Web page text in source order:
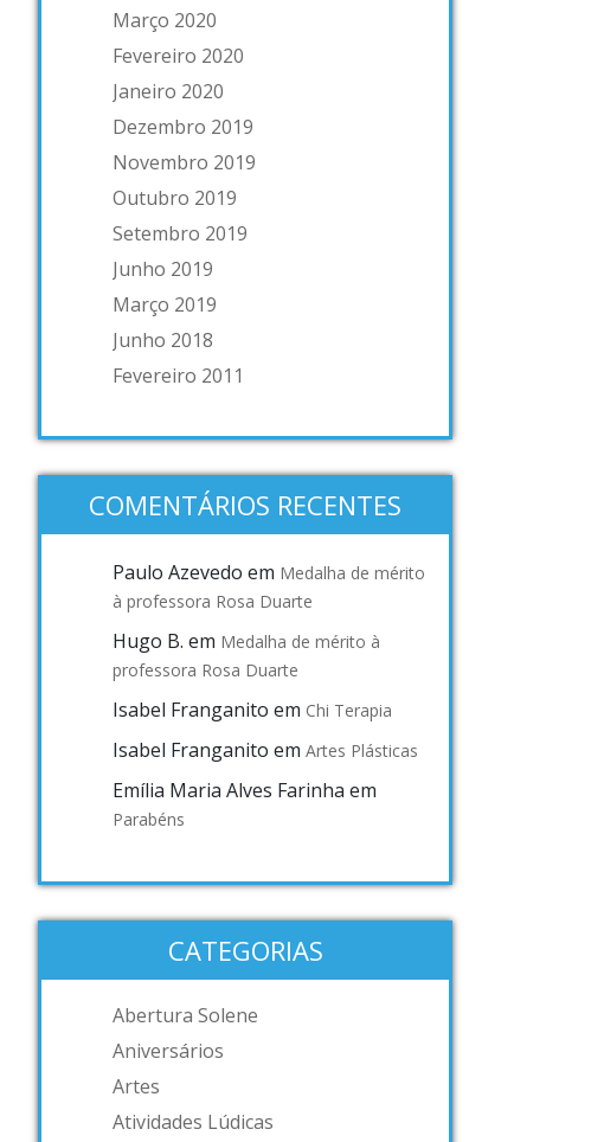
Março 2020
Fevereiro 2020
Janeiro 2020
Dezembro 2019
Novembro 2019
Outubro 2019
Setembro 2019
Junho 2019
Março 2019
Junho 2018
Fevereiro 2011
COMENTÁRIOS RECENTES
Paulo Azevedo em Medalha de mérito
à professora Rosa Duarte
Hugo B. em Medalha de mérito à
professora Rosa Duarte
Isabel Franganito em Chi Terapia
Isabel Franganito em Artes Plásticas
Emília Maria Alves Farinha em
Parabéns
CATEGORIAS
Abertura Solene
Aniversários
Artes
Atividades Lúdicas